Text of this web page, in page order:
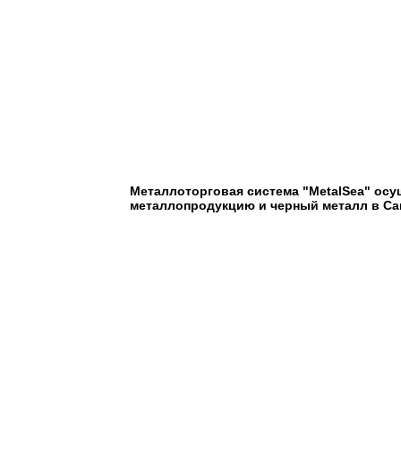
Металлоторговая система "MetalSea"
металлопродукцию и черный металл в